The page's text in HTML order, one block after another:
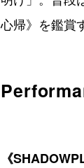
心帰》を鑑賞
《